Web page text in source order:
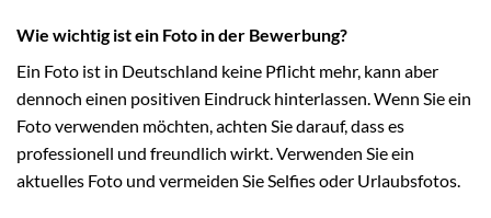
Wie wichtig ist ein Foto in der Bewerbung?
Ein Foto ist in Deutschland keine Pflicht mehr, kann aber
dennoch einen positiven Eindruck hinterlassen. Wenn Sie ein
Foto verwenden möchten, achten Sie darauf, dass es
professionell und freundlich wirkt. Verwenden Sie ein
aktuelles Foto und vermeiden Sie Selfies oder Urlaubsfotos.